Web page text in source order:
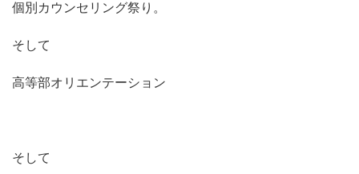
個別カウンセリング祭り。
そして
高等部オリエンテーション
そして